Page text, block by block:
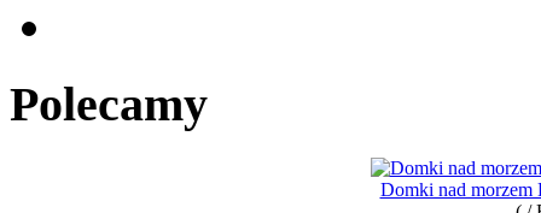
Polecamy
Domki nad